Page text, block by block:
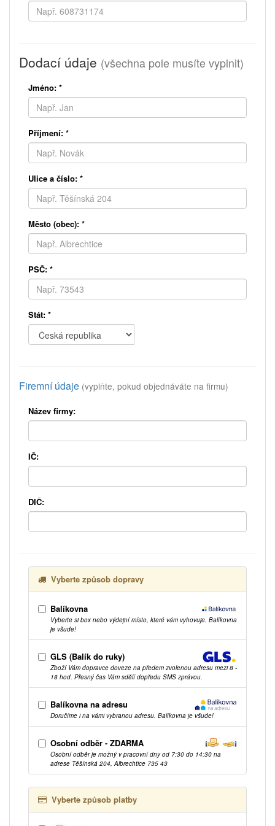
Dodací údaje (všechna pole musíte vyplnit)
Jméno: *
Příjmení: *
Ulice a číslo: *
Město (obec): *
PSČ: *
Stát: *
Firemní údaje (vyplňte, pokud objednáváte na firmu)
Název firmy:
IČ:
DIČ:
Vyberte způsob dopravy
Balíkovna
Vyberte si box nebo výdejní místo, které vám vyhovuje. Balíkovna
je všude!
GLS (Balík do ruky)
Zboží Vám dopravce doveze na předem zvolenou adresu mezi 8 -
18 hod. Přesný čas Vám sdělí dopředu SMS zprávou.
Balíkovna na adresu
Doručíme i na vámi vybranou adresu. Balíkovna je všude!
Osobní odběr - ZDARMA
Osobní odběr je možný v pracovní dny od 7:30 do 14:30 na
adrese Těšínská 204, Albrechtice 735 43
Vyberte způsob platby